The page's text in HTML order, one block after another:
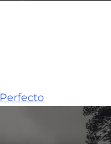
Perfecto